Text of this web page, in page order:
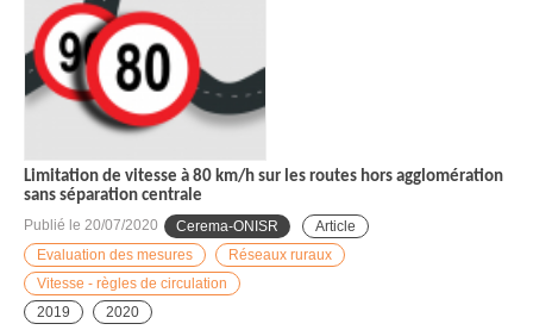
Limitation de vitesse à 80 km/h sur les routes hors agglomération
sans séparation centrale
Publié le 20/07/2020 Cerema-ONISR
Article
Evaluation des mesures
Réseaux ruraux
Vitesse - règles de circulation
2019
2020